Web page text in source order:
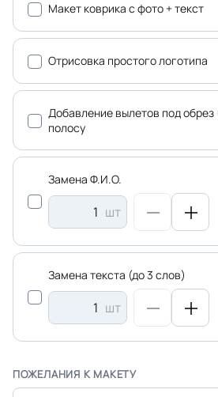
Макет коврика с фото + текст
Отрисовка простого логотипа
Добавление вылетов под обрез
полосу
Замена Ф.И.О.
шт
Замена текста (до 3 слов)
шт
ПОЖЕЛАНИЯ К МАКЕТУ